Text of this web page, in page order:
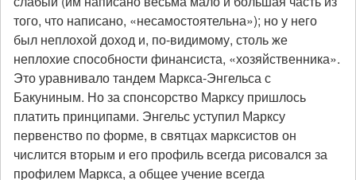
того, что написано, «несамостоятельна»); но у него
был неплохой доход и, по-видимому, столь же
неплохие способности финансиста, «хозяйственника».
Это уравнивало тандем Маркса-Энгельса с
Бакуниным. Но за спонсорство Марксу пришлось
платить принципами. Энгельс уступил Марксу
первенство по форме, в святцах марксистов он
числится вторым и его профиль всегда рисовался за
профилем Маркса, а общее учение всегда